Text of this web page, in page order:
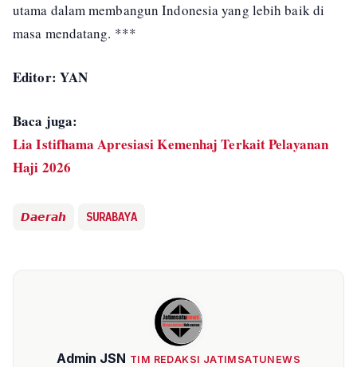
utama dalam membangun Indonesia yang lebih baik di
masa mendatang. ***
Editor: YAN
Baca juga:
Lia Istifhama Apresiasi Kemenhaj Terkait Pelayanan
Haji 2026
𝘿𝙖𝙚𝙧𝙖𝙝 SURABAYA
Admin JSN TIM REDAKSI JATIMSATUNEWS